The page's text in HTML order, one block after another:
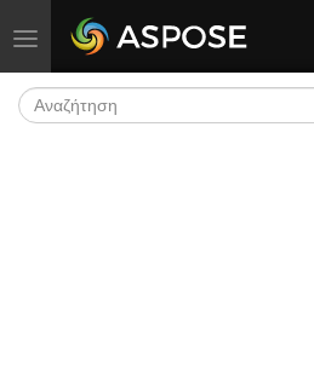
Εναλλαγή πλοήγησης